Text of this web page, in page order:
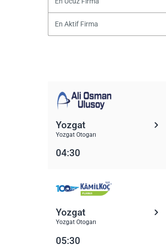
En Aktif Firma
Yozgat
Yozgat Otogarı
04:30
Yozgat
Yozgat Otogarı
05:30